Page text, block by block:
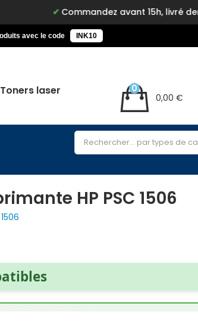
Commandez avant 15h, livré demain.
avec le code INK10
Toners laser
0,00 €
0
HP PSC 1506